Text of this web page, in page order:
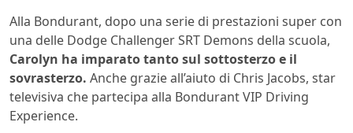
Alla Bondurant, dopo una serie di prestazioni super con
una delle Dodge Challenger SRT Demons della scuola,
Carolyn ha imparato tanto sul sottosterzo e il
sovrasterzo. Anche grazie all’aiuto di Chris Jacobs, star
televisiva che partecipa alla Bondurant VIP Driving
Experience.